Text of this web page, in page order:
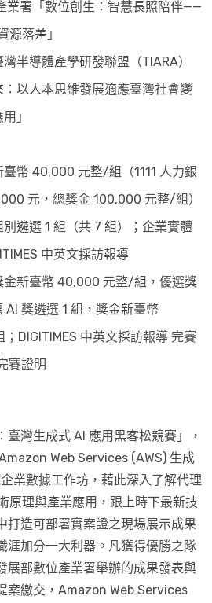
業署「數位創生：智慧長照陪伴——
源落差」
半導體產學研發聯盟（TIARA）
以人本思維發展適應臺灣社會變
」
幣 40,000 元整/組（1111 人力銀
元，總獎金 100,000 元整/組）
遴選 1 組（共 7 組）；企業實體
中英文採訪報導
金新臺幣 40,000 元整/組，優選獎
AI 獎遴選 1 組，獎金新臺幣
DIGITIMES 中英文採訪報導 完賽
賽證明
灣生成式 AI 應用黑客松競賽」，
Web Services (AWS) 生成
業數據工作坊，藉此深入了解代理
原理與產業應用，跟上時下最新技
打造可部署實案證之現場展示成果
涯加分一大利器。凡獲得優勝之隊
展部數位產業署舉辦的成果發表與
案繳交，Amazon Web Services